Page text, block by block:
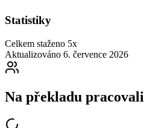
Statistiky
Celkem staženo 5x
Aktualizováno 6. července 2026
Na překladu pracovali